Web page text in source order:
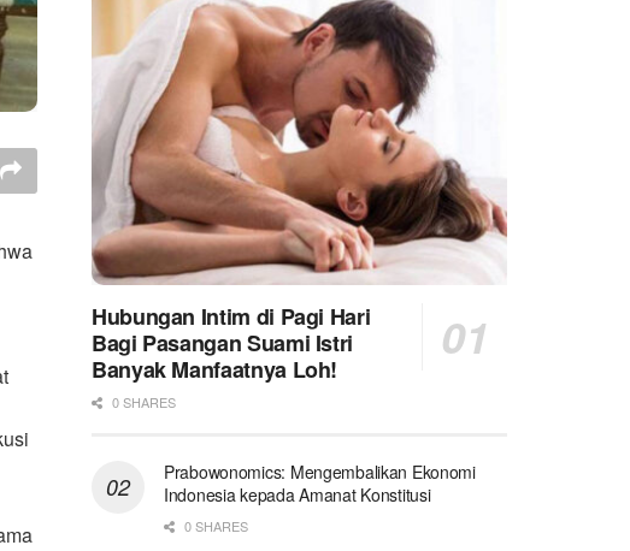
Hubungan Intim di Pagi Hari
Bagi Pasangan Suami Istri
Banyak Manfaatnya Loh!
0 SHARES
Prabowonomics: Mengembalikan Ekonomi
Indonesia kepada Amanat Konstitusi
0 SHARES